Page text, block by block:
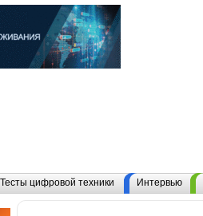
Тесты цифровой техники Интервью